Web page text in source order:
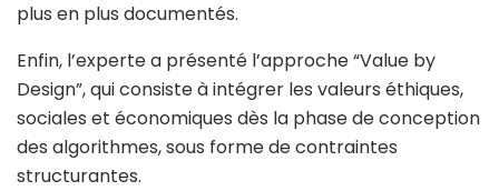
plus en plus documentés.
Enfin, l’experte a présenté l’approche “Value by
Design”, qui consiste à intégrer les valeurs éthiques,
sociales et économiques dès la phase de conception
des algorithmes, sous forme de contraintes
structurantes.